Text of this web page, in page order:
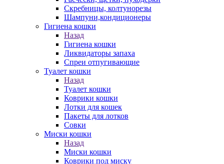
Скребницы, колтунорезы
Шампуни,кондиционеры
Гигиена кошки
Назад
Гигиена кошки
Ликвидаторы запаха
Спреи отпугивающие
Туалет кошки
Назад
Туалет кошки
Коврики кошки
Лотки для кошек
Пакеты для лотков
Совки
Миски кошки
Назад
Миски кошки
Коврики под миску